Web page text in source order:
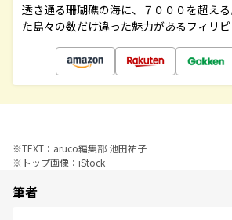
透き通る珊瑚礁の海に、７０００を超え
た島々の数だけ違った魅力があるフィリピ
※TEXT：aruco編集部 池田祐子
※ トップ画像：iStock
筆者